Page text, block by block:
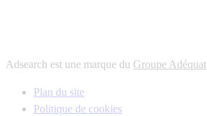
Adsearch est une marque du Groupe Adéquat
Plan du site
Politique de cookies